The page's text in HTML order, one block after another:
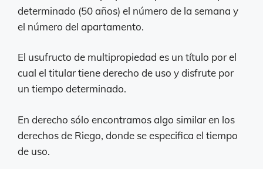
determinado (50 años) el número de la semana y
el número del apartamento.
El usufructo de multipropiedad es un título por el
cual el titular tiene derecho de uso y disfrute por
un tiempo determinado.
En derecho sólo encontramos algo similar en los
derechos de Riego, donde se especifica el tiempo
de uso.